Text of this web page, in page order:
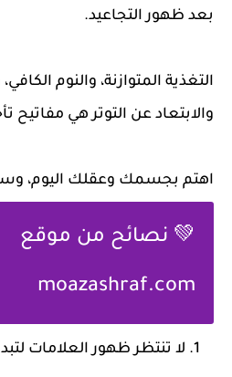
بعد ظهور التجاعيد.
التغذية المتوازنة، والنوم
والابتعاد عن التوتر هي مفاتيح
اهتم بجسمك وعقلك اليوم،
💚 نصائح من موقع
moazashraf.com
لا تنتظر ظهور العلامات